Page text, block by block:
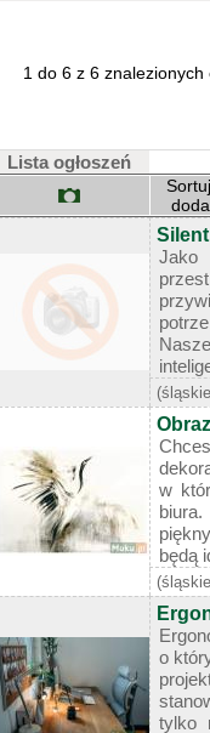
1 do 6 z 6 znalezionych
Lista ogłoszeń
Jako
w
będą
o
tylko